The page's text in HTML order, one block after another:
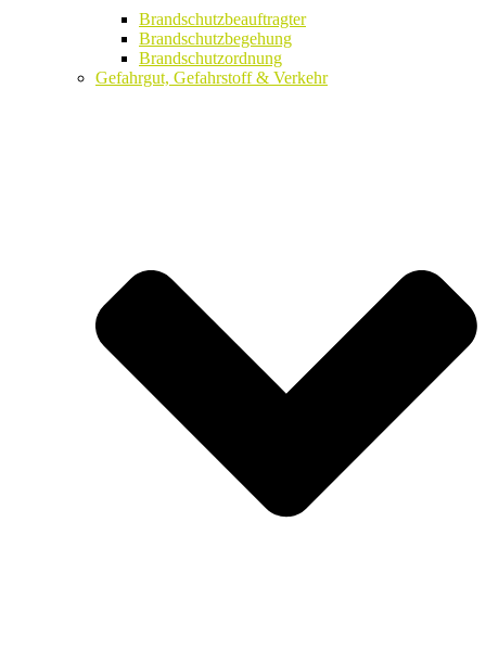
Brandschutzbeauftragter
Brandschutzbegehung
Brandschutzordnung
Gefahrgut, Gefahrstoff & Verkehr